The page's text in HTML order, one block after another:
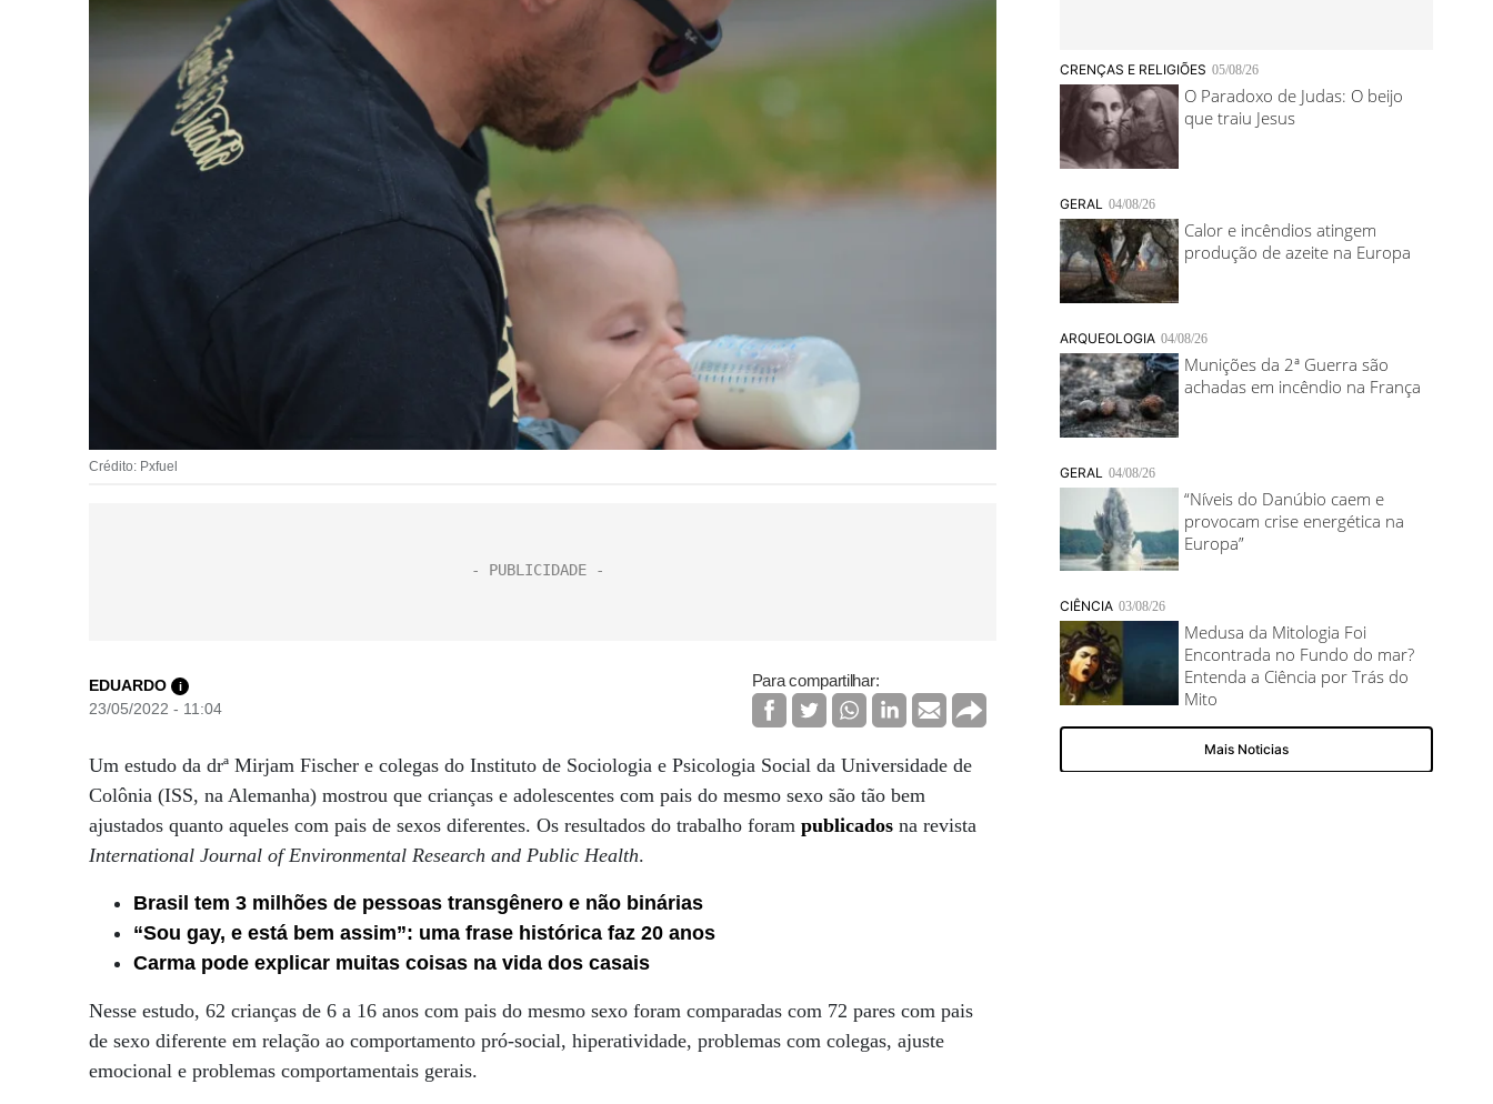
Crédito: Pxfuel
EDUARDO i
23/05/2022 - 11:04
Para compartilhar:
Um estudo da drª Mirjam Fischer e colegas do Instituto de Sociologia e Psicologia Social da Universidade de
Colônia (ISS, na Alemanha) mostrou que crianças e adolescentes com pais do mesmo sexo são tão bem
ajustados quanto aqueles com pais de sexos diferentes. Os resultados do trabalho foram publicados na revista
International Journal of Environmental Research and Public Health.
Brasil tem 3 milhões de pessoas transgênero e não binárias
“Sou gay, e está bem assim”: uma frase histórica faz 20 anos
Carma pode explicar muitas coisas na vida dos casais
Nesse estudo, 62 crianças de 6 a 16 anos com pais do mesmo sexo foram comparadas com 72 pares com pais
de sexo diferente em relação ao comportamento pró-social, hiperatividade, problemas com colegas, ajuste
emocional e problemas comportamentais gerais.